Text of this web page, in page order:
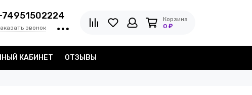
звонок
Корзина
0 ₽
КАБИНЕТ ОТЗЫВЫ